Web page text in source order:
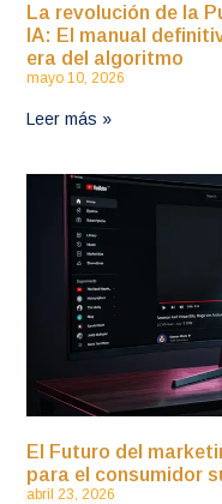
La revolución de la
IA: El manual
era del algoritmo
mayo 10, 2026
Leer más »
El Futuro del
para el consumidor
abril 23, 2026